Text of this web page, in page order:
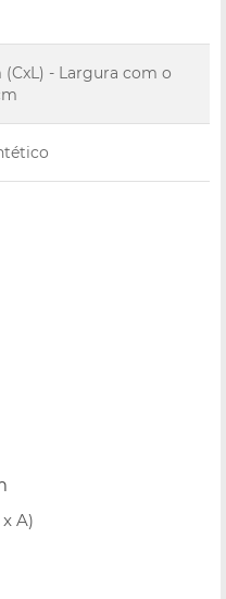
(CxL) - Largura com o
A)